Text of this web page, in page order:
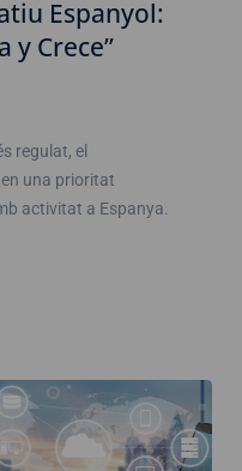
Espanyol:
y Crece”
regulat, el
una prioritat
activitat a Espanya.